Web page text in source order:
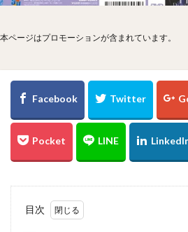
本ページはプロモーションが含まれています。
目次